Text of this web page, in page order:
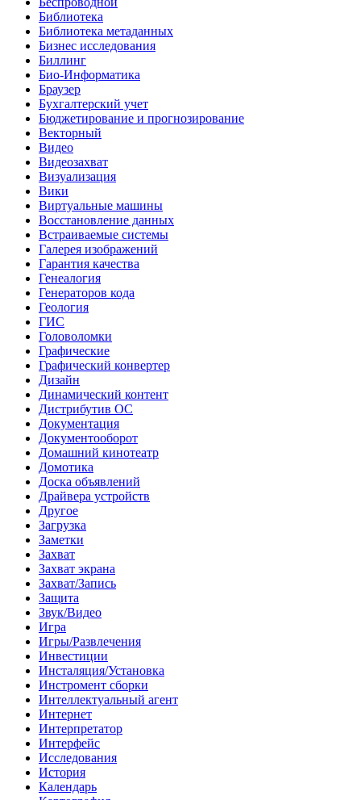
Библиотека
Библиотека метаданных
Бизнес исследования
Биллинг
Био-Информатика
Браузер
Бухгалтерский учет
Бюджетирование и прогнозирование
Векторный
Видео
Видеозахват
Визуализация
Вики
Виртуальные машины
Восстановление данных
Встраиваемые системы
Галерея изображений
Гарантия качества
Генеалогия
Генераторов кода
Геология
ГИС
Головоломки
Графические
Графический конвертер
Дизайн
Динамический контент
Дистрибутив ОС
Документация
Документооборот
Домашний кинотеатр
Домотика
Доска объявлений
Драйвера устройств
Другое
Загрузка
Заметки
Захват
Захват экрана
Захват/Запись
Защита
Звук/Видео
Игра
Игры/Развлечения
Инвестиции
Инсталяция/Установка
Инстромент сборки
Интеллектуальный агент
Интернет
Интерпретатор
Интерфейс
Исследования
История
Календарь